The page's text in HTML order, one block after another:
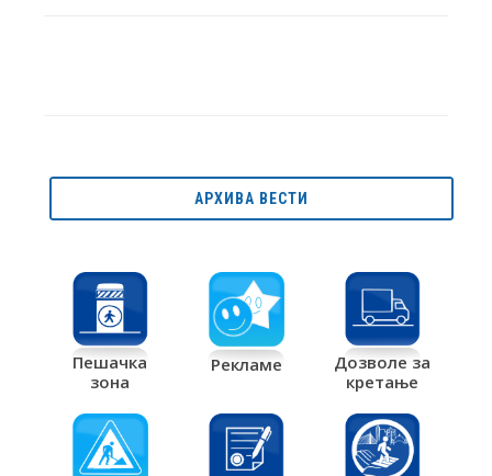
АРХИВА ВЕСТИ
Пешачка
зона
Рекламе
Дозволе за
кретање